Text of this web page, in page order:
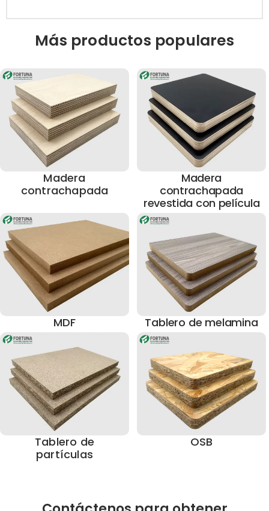
Más productos populares
Madera
contrachapada
Madera
contrachapada
revestida con película
MDF Tablero de melamina
Tablero de
partículas
OSB